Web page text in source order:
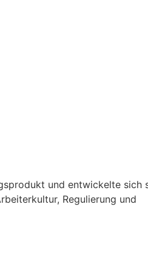
und entwickelte sich
Regulierung und